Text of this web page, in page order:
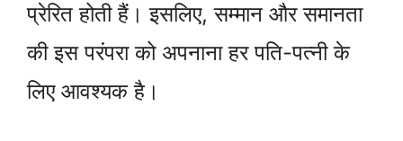
प्रेरित होती हैं। इसलिए, सम्मान और समानता
की इस परंपरा को अपनाना हर पति-पत्नी के
लिए आवश्यक है।